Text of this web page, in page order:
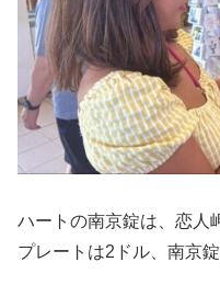
ハートの南京錠は、恋人
プレートは2ドル、南京